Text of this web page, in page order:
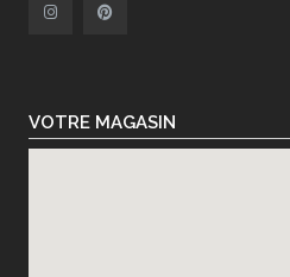
VOTRE MAGASIN